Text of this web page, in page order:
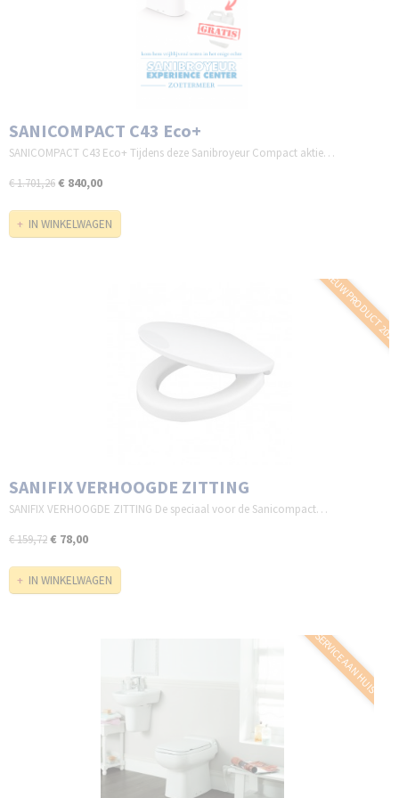
SANICOMPACT C43 Eco+
SANICOMPACT C43 Eco+ Tijdens deze Sanibroyeur Compact aktie…
€ 1.701,26€ 840,00
IN WINKELWAGEN
NIEUW PRODUCT
SANIFIX VERHOOGDE ZITTING
SANIFIX VERHOOGDE ZITTING De speciaal voor de Sanicompact…
€ 159,72€ 78,00
IN WINKELWAGEN
SERVICE AAN HUIS